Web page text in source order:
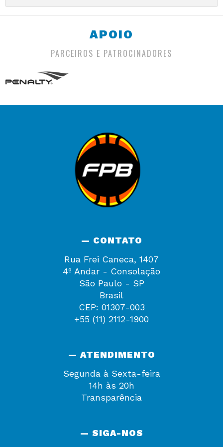
APOIO
PARCEIROS E PATROCINADORES
— CONTATO
Rua Frei Caneca, 1407
4º Andar - Consolação
São Paulo - SP
Brasil
CEP: 01307-003
+55 (11) 2112-1900
— ATENDIMENTO
Segunda à Sexta-feira
14h às 20h
Transparência
— SIGA-NOS